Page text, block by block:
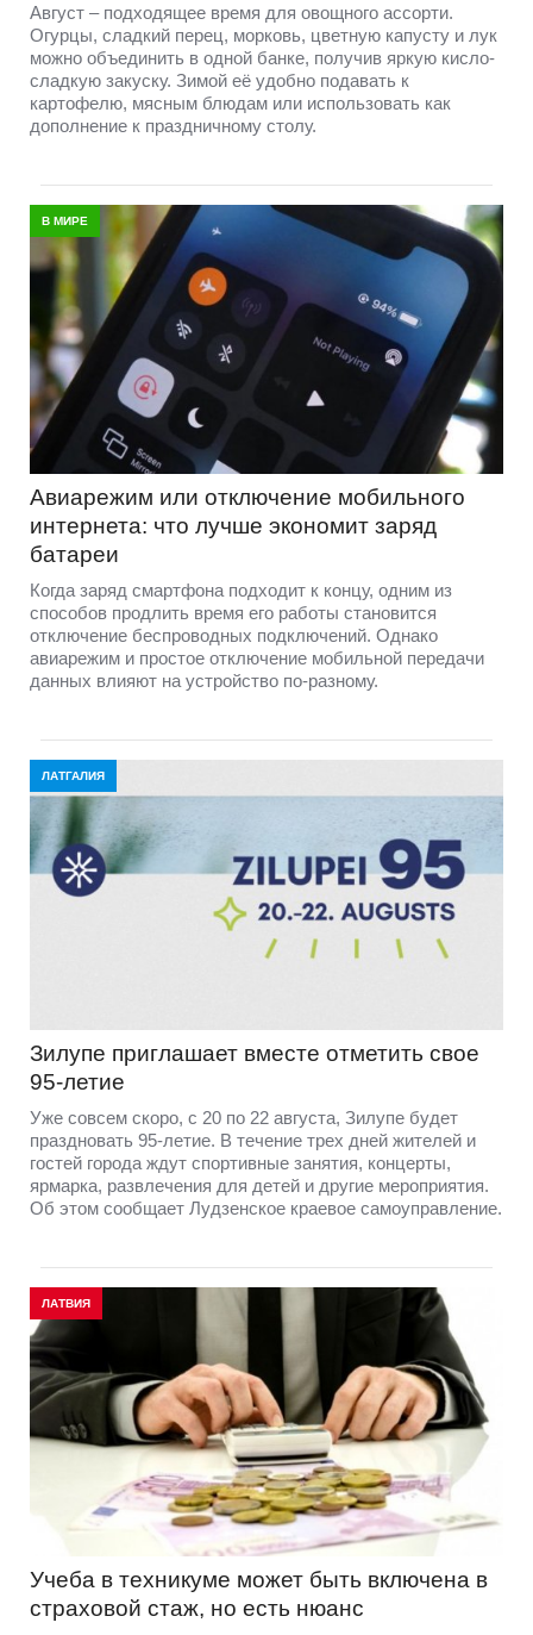
Август – подходящее время для овощного ассорти.
Огурцы, сладкий перец, морковь, цветную капусту и лук
можно объединить в одной банке, получив яркую кисло-
сладкую закуску. Зимой её удобно подавать к
картофелю, мясным блюдам или использовать как
дополнение к праздничному столу.
В МИРЕ
Авиарежим или отключение мобильного
интернета: что лучше экономит заряд
батареи
Когда заряд смартфона подходит к концу, одним из
способов продлить время его работы становится
отключение беспроводных подключений. Однако
авиарежим и простое отключение мобильной передачи
данных влияют на устройство по-разному.
ЛАТГАЛИЯ
Зилупе приглашает вместе отметить свое
95-летие
Уже совсем скоро, с 20 по 22 августа, Зилупе будет
праздновать 95-летие. В течение трех дней жителей и
гостей города ждут спортивные занятия, концерты,
ярмарка, развлечения для детей и другие мероприятия.
Об этом сообщает Лудзенское краевое самоуправление.
ЛАТВИЯ
Учеба в техникуме может быть включена в
страховой стаж, но есть нюанс